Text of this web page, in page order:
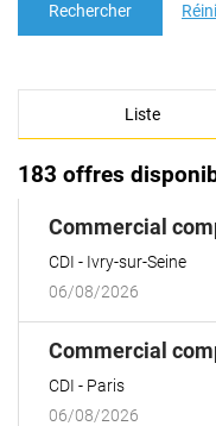
Rechercher
Liste
183 offres
Commercial
CDI
Ivry-sur-Seine
06/08/2026
Commercial
CDI
Paris
06/08/2026